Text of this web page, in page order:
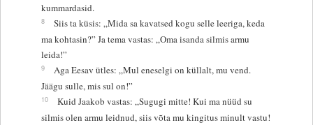
kummardasid.
8
Siis ta küsis: „Mida sa kavatsed kogu selle leeriga, keda
ma kohtasin?” Ja tema vastas: „Oma isanda silmis armu
leida!”
9
Aga Eesav ütles: „Mul eneselgi on küllalt, mu vend.
Jäägu sulle, mis sul on!”
10
Kuid Jaakob vastas: „Sugugi mitte! Kui ma nüüd su
silmis olen armu leidnud, siis võta mu kingitus minult vastu!